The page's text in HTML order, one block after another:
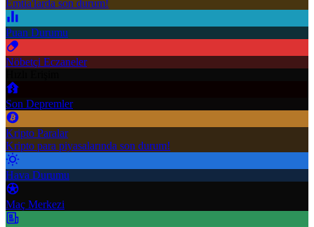
Emtia'larda son durum!
Puan Durumu
Nöbetçi Eczaneler
Son Depremler
Kripto Paralar
Kripto para piyasalarında son durum!
Hava Durumu
Maç Merkezi